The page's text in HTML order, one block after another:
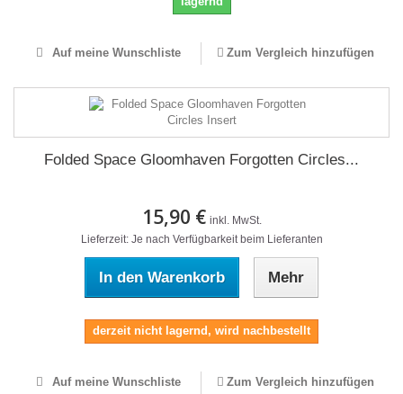
Auf meine Wunschliste Zum Vergleich hinzufügen
Folded Space Gloomhaven Forgotten Circles...
15,90 € inkl. MwSt.
Lieferzeit: Je nach Verfügbarkeit beim Lieferanten
In den Warenkorb Mehr
derzeit nicht lagernd, wird nachbestellt
Auf meine Wunschliste Zum Vergleich hinzufügen